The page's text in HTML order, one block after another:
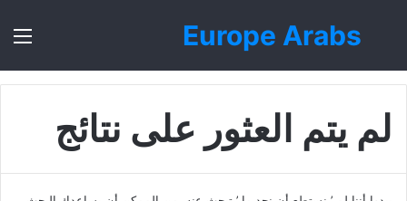
Europe Arabs
بحث
لم يتم العثور على نتائج